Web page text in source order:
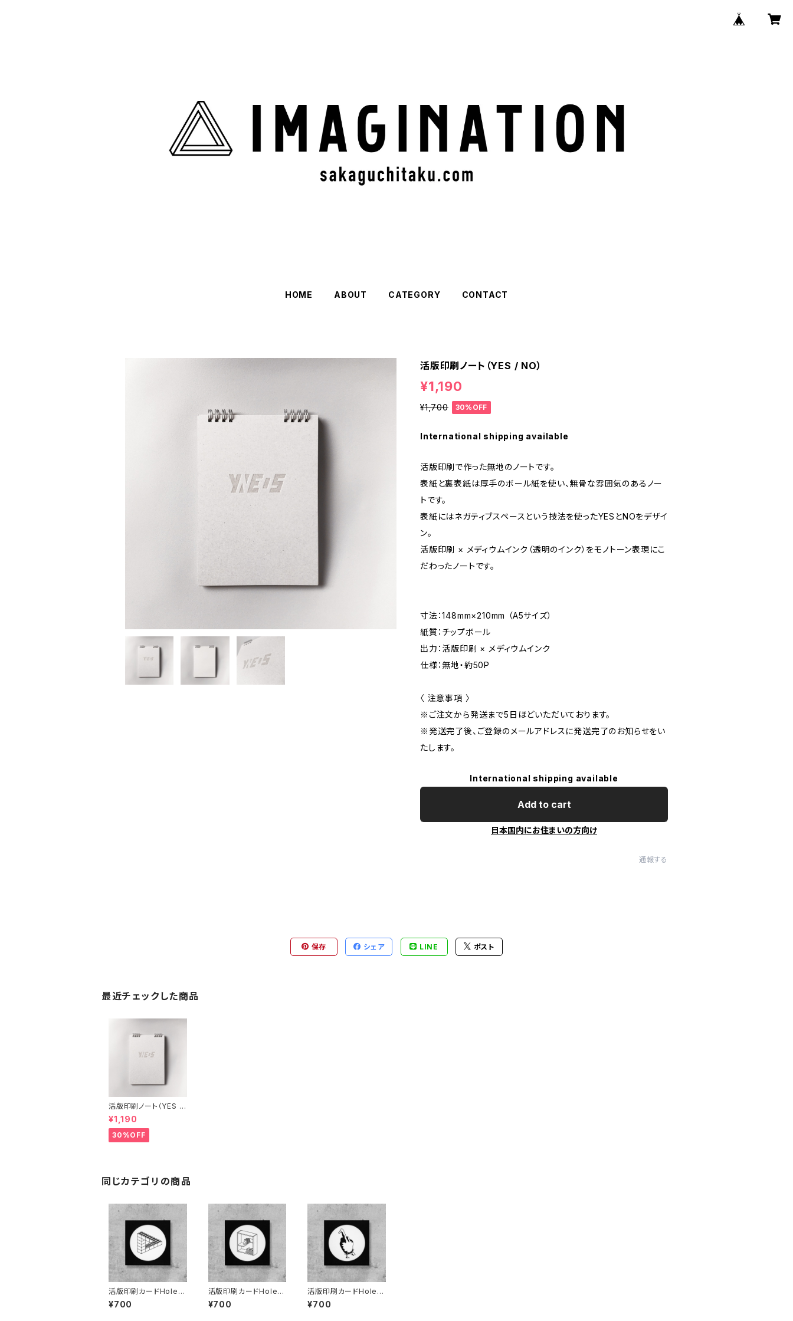
HOME ABOUT CATEGORY CONTACT
活版印刷ノート（YES / NO）
¥1,190
¥1,700 30%OFF
International shipping available
活版印刷で作った無地のノートです。
表紙と裏表紙は厚手のボール紙を使い、無骨な雰囲気のあるノー
トです。
表紙にはネガティブスペースという技法を使ったYESとNOをデザイ
ン。
活版印刷 × メディウムインク（透明のインク）をモノトーン表現にこ
だわったノートです。
寸法：148mm×210mm （A5サイズ）
紙質：チップボール
出力：活版印刷 × メディウムインク
仕様：無地・約50P
〈 注意事項 〉
※ご注文から発送まで5日ほどいただいております。
※発送完了後、ご登録のメールアドレスに発送完了のお知らせをい
たします。
International shipping available
Add to cart
日本国内にお住まいの方向け
通報する
保存 シェア LINE ポスト
最近チェックした商品
活版印刷ノート（YES /
NO）
¥1,190
30%OFF
同じカテゴリの商品
活版印刷カードHole A
rt（Penrose Triangl
e）
¥700
活版印刷カードHole A
rt（Funny Shelf）
¥700
活版印刷カードHole A
rt（Duck You）
¥700